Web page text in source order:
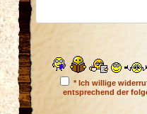
* Ich willige
entsprechend der